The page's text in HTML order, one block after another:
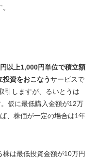
以上1,000円単位で積立額
資をおこなうサービスで
引しますが、るいとうは
仮に最低購入金額が12万
、株価が一定の場合は1年
は最低投資金額が10万円